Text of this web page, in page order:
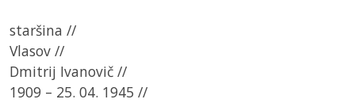
staršina //
Vlasov //
Dmitrij Ivanovič //
1909 – 25. 04. 1945 //